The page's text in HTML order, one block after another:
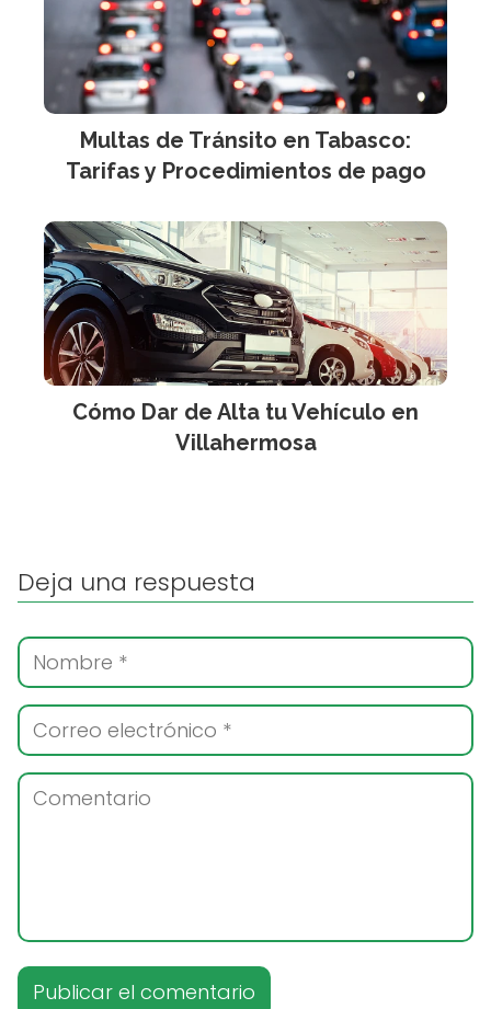
Multas de Tránsito en Tabasco:
Tarifas y Procedimientos de pago
Cómo Dar de Alta tu Vehículo en
Villahermosa
Deja una respuesta